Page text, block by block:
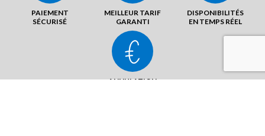
PAIEMENT
SÉCURISÉ
MEILLEUR TARIF
GARANTI
DISPONIBILITÉS
EN TEMPS RÉEL
ANNULATION